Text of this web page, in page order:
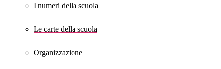
I numeri della scuola
Le carte della scuola
Organizzazione